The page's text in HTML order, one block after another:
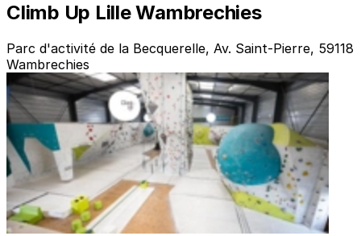
Climb Up Lille Wambrechies
Parc d'activité de la Becquerelle, Av. Saint-Pierre, 59118
Wambrechies